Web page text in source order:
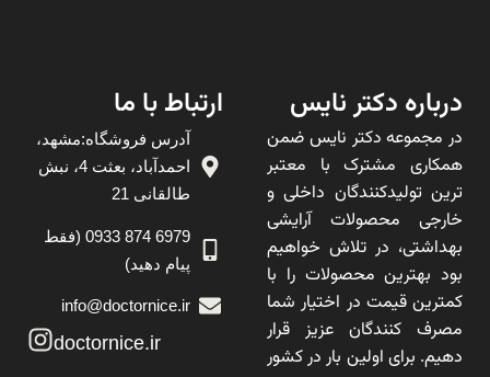
درباره دکتر نایس
در مجموعه دکتر نایس ضمن
همکاری مشترک با معتبر
ترین تولیدکنندگان داخلی و
خارجی محصولات آرایشی
بهداشتی، در تلاش خواهیم
بود بهترین محصولات را با
کمترین قیمت در اختیار شما
مصرف کنندگان عزیز قرار
دهیم. برای اولین بار در کشور
ارتباط با ما
آدرس فروشگاه:مشهد،
احمدآباد، بعثت 4، نبش
طالقانی 21
6979 874 0933 (فقط
پیام دهید)
info@doctornice.ir
doctornice.ir